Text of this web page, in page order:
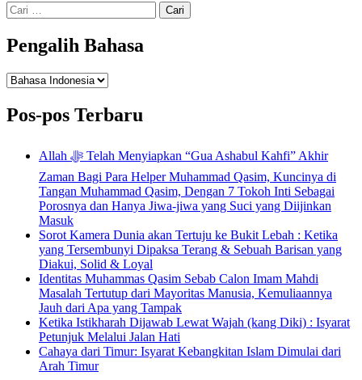
Cari
untuk:
Pengalih Bahasa
Pengalih
Pos-pos Terbaru
Allah ﷻ Telah Menyiapkan “Gua Ashabul Kahfi” Akhir
Zaman Bagi Para Helper Muhammad Qasim, Kuncinya di
Tangan Muhammad Qasim, Dengan 7 Tokoh Inti Sebagai
Porosnya dan Hanya Jiwa-jiwa yang Suci yang Diijinkan
Masuk
Sorot Kamera Dunia akan Tertuju ke Bukit Lebah : Ketika
yang Tersembunyi Dipaksa Terang & Sebuah Barisan yang
Diakui, Solid & Loyal
Identitas Muhammas Qasim Sebab Calon Imam Mahdi
Masalah Tertutup dari Mayoritas Manusia, Kemuliaannya
Jauh dari Apa yang Tampak
Ketika Istikharah Dijawab Lewat Wajah (kang Diki) : Isyarat
Petunjuk Melalui Jalan Hati
Cahaya dari Timur: Isyarat Kebangkitan Islam Dimulai dari
Arah Timur